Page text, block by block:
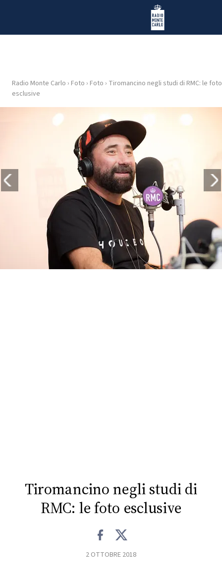
Radio Monte Carlo
HOME
CONCORSI
Radio Monte Carlo › Foto › Foto › Tiromancino negli studi di RMC: le foto
esclusive
Tiromancino negli studi di
RMC: le foto esclusive
2 OTTOBRE 2018